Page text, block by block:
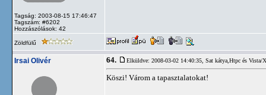
Tagság: 2003-08-15 17:46:47
Tagszám: #6202
Hozzászólások: 42
Zöldfülű
Irsai Olivér 64. Elküldve: 2008-03-02 14:40:35, Sat kátya,Htpc és Vista/
Köszi! Várom a tapasztalatokat!